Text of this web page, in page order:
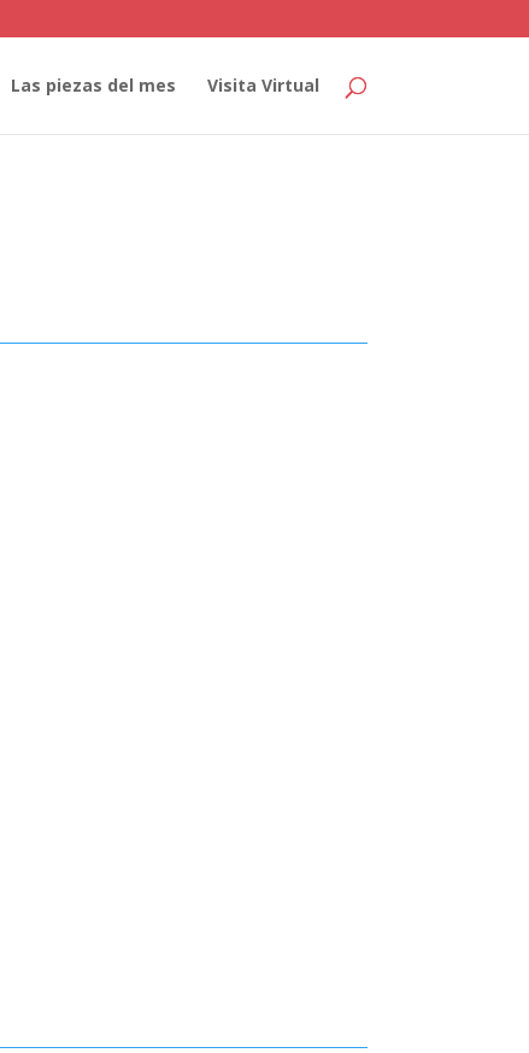
Las piezas del mes Visita Virtual